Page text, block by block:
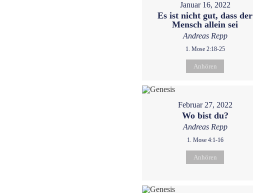
Januar 16, 2022
Es ist nicht gut, dass der
Mensch allein sei
Andreas Repp
1. Mose 2:18-25
Anhören
Februar 27, 2022
Wo bist du?
Andreas Repp
1. Mose 4:1-16
Anhören